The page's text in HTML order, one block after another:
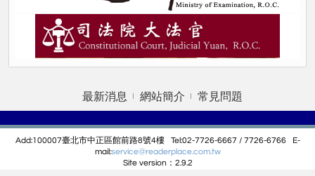
最新消息 網站簡介 常見問題
Add:100007臺北市中正區館前路8號4樓 Tel:02-7726-6667 / 7726-6766 E-
mail:service@readerplace.com.tw
Site version：2.9.2